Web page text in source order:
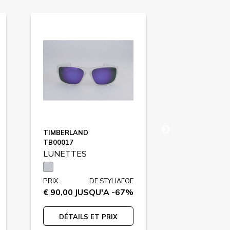
TIMBERLAND
TB00017
LUNETTES
PRIX
€ 90,00
DE STYLIAFOE
JUSQU'A -67%
DÉTAILS ET PRIX